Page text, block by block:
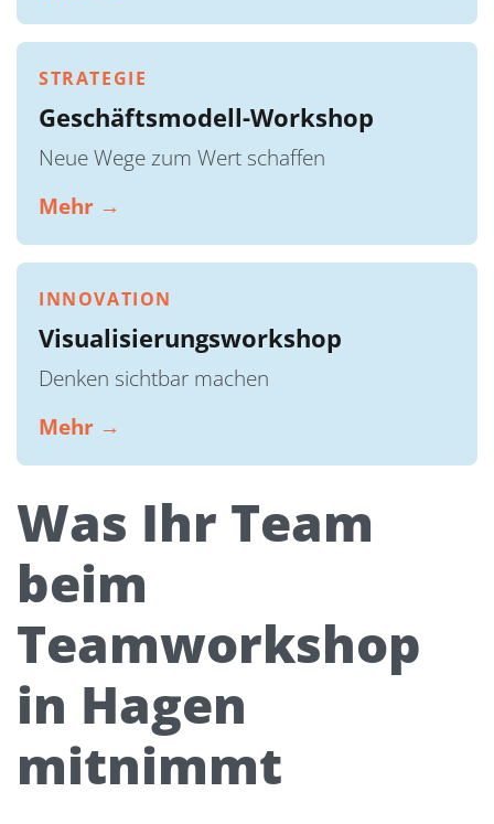
STRATEGIE
Geschäftsmodell-Workshop
Neue Wege zum Wert schaffen
Mehr →
INNOVATION
Visualisierungsworkshop
Denken sichtbar machen
Mehr →
Was Ihr Team
beim
Teamworkshop
in Hagen
mitnimmt